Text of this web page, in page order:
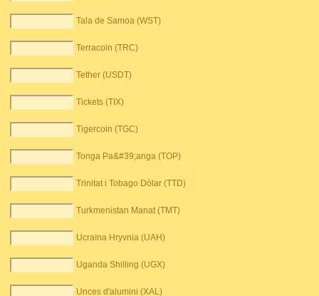
Tala de Samoa (WST)
Terracoin (TRC)
Tether (USDT)
Tickets (TIX)
Tigercoin (TGC)
Tonga Pa&#39;anga (TOP)
Trinitat i Tobago Dòlar (TTD)
Turkmenistan Manat (TMT)
Ucraïna Hryvnia (UAH)
Uganda Shilling (UGX)
Unces d'alumini (XAL)